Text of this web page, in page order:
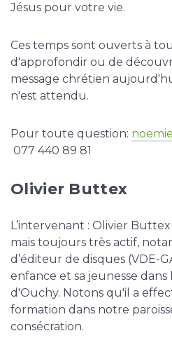
Jésus pour votre vie.
Ces temps sont ouverts à
d'approfondir ou de
message chrétien
n'est attendu.
Pour toute question:
077 440 89 81
Olivier Buttex
L’intervenant : Olivier
mais toujours très actif,
d’éditeur de disques (VDE-
enfance et sa jeunesse dans
d'Ouchy. Notons qu'il a
formation dans notre
consécration.